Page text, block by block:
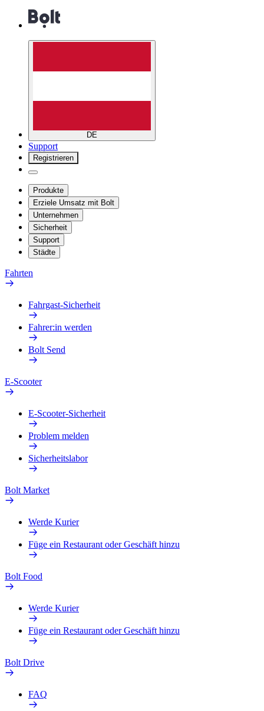
DE
Support
Registrieren
Produkte
Erziele Umsatz mit Bolt
Unternehmen
Sicherheit
Support
Städte
Fahrten
Fahrgast-Sicherheit
Fahrer:in werden
Bolt Send
E-Scooter
E-Scooter-Sicherheit
Problem melden
Sicherheitslabor
Bolt Market
Werde Kurier
Füge ein Restaurant oder Geschäft hinzu
Bolt Food
Werde Kurier
Füge ein Restaurant oder Geschäft hinzu
Bolt Drive
FAQ